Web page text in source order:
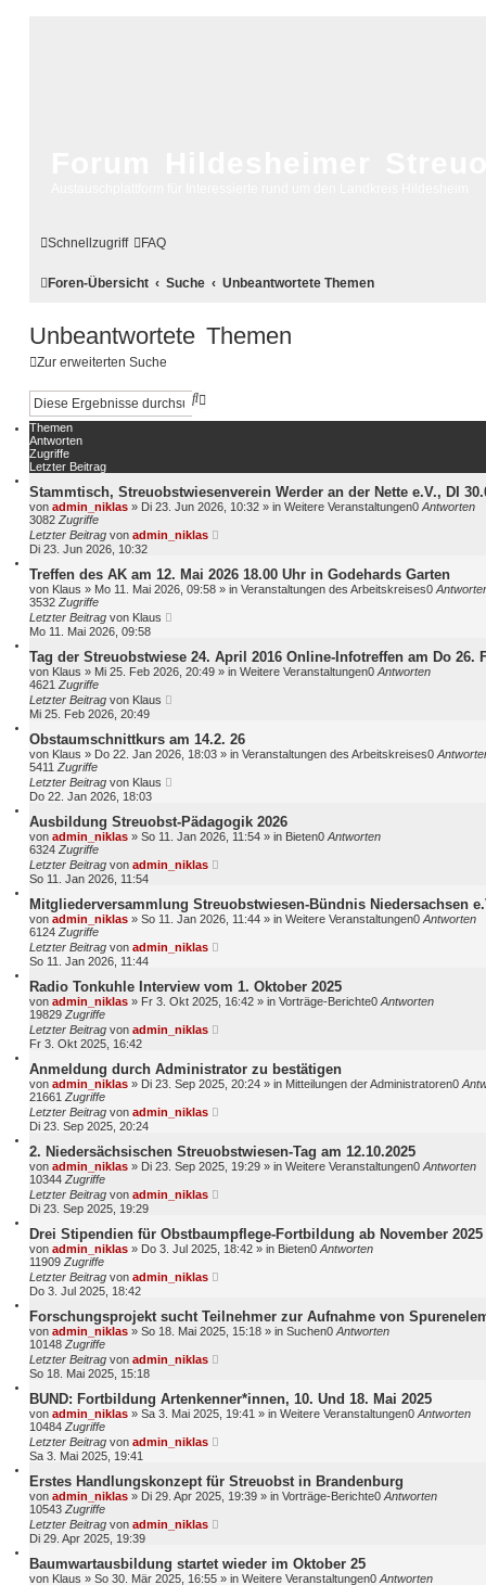
Schnellzugriff FAQ
Foren-Übersicht Suche Unbeantwortete Themen
Unbeantwortete Themen
Zur erweiterten Suche
S
t
e
r
e
c
h
Themen
Antworten
Zugriffe
Letzter Beitrag
Stammtisch, Streuobstwiesenverein Werder an der Nette e.V., DI
von admin_niklas » Di 23. Jun 2026, 10:32 » in Weitere Veranstaltungen0 Antworten
3082 Zugriffe
Letzter Beitrag von admin_niklas
Di 23. Jun 2026, 10:32
Treffen des AK am 12. Mai 2026 18.00 Uhr in Godehards Garten
von Klaus » Mo 11. Mai 2026, 09:58 » in Veranstaltungen des Arbeitskreises0
3532 Zugriffe
Letzter Beitrag von Klaus
Mo 11. Mai 2026, 09:58
Tag der Streuobstwiese 24. April 2016 Online-Infotreffen am Do 26.
von Klaus » Mi 25. Feb 2026, 20:49 » in Weitere Veranstaltungen0 Antworten
4621 Zugriffe
Letzter Beitrag von Klaus
Mi 25. Feb 2026, 20:49
Obstaumschnittkurs am 14.2. 26
von Klaus » Do 22. Jan 2026, 18:03 » in Veranstaltungen des Arbeitskreises0
5411 Zugriffe
Letzter Beitrag von Klaus
Do 22. Jan 2026, 18:03
Ausbildung Streuobst-Pädagogik 2026
von admin_niklas » So 11. Jan 2026, 11:54 » in Bieten0 Antworten
6324 Zugriffe
Letzter Beitrag von admin_niklas
So 11. Jan 2026, 11:54
Mitgliederversammlung Streuobstwiesen-Bündnis Niedersachsen
von admin_niklas » So 11. Jan 2026, 11:44 » in Weitere Veranstaltungen0 Antworten
6124 Zugriffe
Letzter Beitrag von admin_niklas
So 11. Jan 2026, 11:44
Radio Tonkuhle Interview vom 1. Oktober 2025
von admin_niklas » Fr 3. Okt 2025, 16:42 » in Vorträge-Berichte0 Antworten
19829 Zugriffe
Letzter Beitrag von admin_niklas
Fr 3. Okt 2025, 16:42
Anmeldung durch Administrator zu bestätigen
von admin_niklas » Di 23. Sep 2025, 20:24 » in Mitteilungen der Administratoren0
21661 Zugriffe
Letzter Beitrag von admin_niklas
Di 23. Sep 2025, 20:24
2. Niedersächsischen Streuobstwiesen-Tag am 12.10.2025
von admin_niklas » Di 23. Sep 2025, 19:29 » in Weitere Veranstaltungen0 Antworten
10344 Zugriffe
Letzter Beitrag von admin_niklas
Di 23. Sep 2025, 19:29
Drei Stipendien für Obstbaumpflege-Fortbildung ab November 2025
von admin_niklas » Do 3. Jul 2025, 18:42 » in Bieten0 Antworten
11909 Zugriffe
Letzter Beitrag von admin_niklas
Do 3. Jul 2025, 18:42
Forschungsprojekt sucht Teilnehmer zur Aufnahme von
von admin_niklas » So 18. Mai 2025, 15:18 » in Suchen0 Antworten
10148 Zugriffe
Letzter Beitrag von admin_niklas
So 18. Mai 2025, 15:18
BUND: Fortbildung Artenkenner*innen, 10. Und 18. Mai 2025
von admin_niklas » Sa 3. Mai 2025, 19:41 » in Weitere Veranstaltungen0 Antworten
10484 Zugriffe
Letzter Beitrag von admin_niklas
Sa 3. Mai 2025, 19:41
Erstes Handlungskonzept für Streuobst in Brandenburg
von admin_niklas » Di 29. Apr 2025, 19:39 » in Vorträge-Berichte0 Antworten
10543 Zugriffe
Letzter Beitrag von admin_niklas
Di 29. Apr 2025, 19:39
Baumwartausbildung startet wieder im Oktober 25
von Klaus » So 30. Mär 2025, 16:55 » in Weitere Veranstaltungen0 Antworten